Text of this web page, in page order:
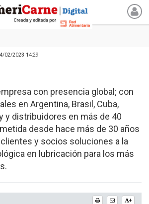
02/2023 14:29
con presencia global; con
en Argentina, Brasil, Cuba,
y distribuidores en más de 40
desde hace más de 30 años
y socios soluciones a la
en lubricación para los más
+